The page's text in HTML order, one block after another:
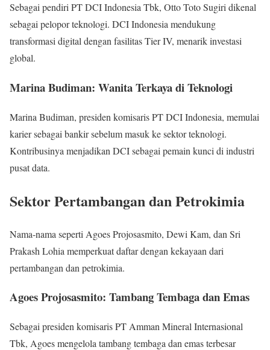
Sebagai pendiri PT DCI Indonesia Tbk, Otto Toto Sugiri dikenal
sebagai pelopor teknologi. DCI Indonesia mendukung
transformasi digital dengan fasilitas Tier IV, menarik investasi
global.
Marina Budiman: Wanita Terkaya di Teknologi
Marina Budiman, presiden komisaris PT DCI Indonesia, memulai
karier sebagai bankir sebelum masuk ke sektor teknologi.
Kontribusinya menjadikan DCI sebagai pemain kunci di industri
pusat data.
Sektor Pertambangan dan Petrokimia
Nama-nama seperti Agoes Projosasmito, Dewi Kam, dan Sri
Prakash Lohia memperkuat daftar dengan kekayaan dari
pertambangan dan petrokimia.
Agoes Projosasmito: Tambang Tembaga dan Emas
Sebagai presiden komisaris PT Amman Mineral Internasional
Tbk, Agoes mengelola tambang tembaga dan emas terbesar